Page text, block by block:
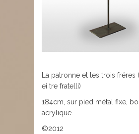
La patronne et les trois fréres
ei tre fratelli)
184cm, sur pied métal fixe,
acrylique.
©2012